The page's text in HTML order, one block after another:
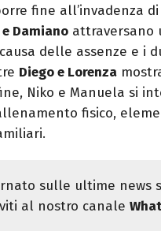
fine all’invadenza
e Damiano attraversano
delle assenze e i
Diego e Lorenza
Niko e Manuela si
fisico,
sulle ultime news
al nostro canale